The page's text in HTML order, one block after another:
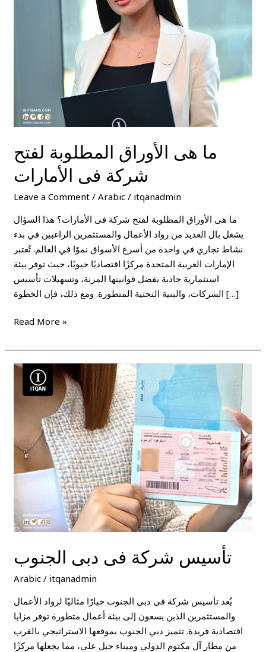
ما هى الأوراق المطلوبة لفتح
شركة فى الأمارات
Leave a Comment /Arabic / itqanadmin
ما هى الأوراق المطلوبة لفتح شركة فى الأمارات؟ هذا السؤال
يشغل بال العديد من رواد الأعمال والمستثمرين الراغبين في بدء
نشاط تجاري في واحدة من أسرع الأسواق نموًا في العالم. تُعتبر
الإمارات العربية المتحدة مركزًا اقتصاديًا حيويًا، حيث توفر بيئة
استثمارية جاذبة بفضل قوانينها المرنة، وتسهيلات تأسيس
الشركات، والبنية التحتية المتطورة. ومع ذلك، فإن الخطوة […]
Read More »
تأسيس شركة فى دبى الجنوب
Arabic / itqanadmin
يُعد تأسيس شركة فى دبى الجنوب خيارًا مثاليًا لرواد الأعمال
والمستثمرين الذين يسعون إلى بيئة أعمال متطورة توفر مزايا
اقتصادية فريدة. تتميز دبي الجنوب بموقعها الاستراتيجي بالقرب
من مطار آل مكتوم الدولي وميناء جبل علي، مما يجعلها مركزًا
تأسيس
شركة
فى